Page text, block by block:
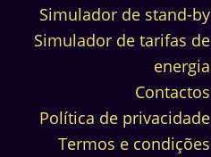
Simulador de stand-by
Simulador de tarifas de
energia
Contactos
Política de privacidade
Termos e condições